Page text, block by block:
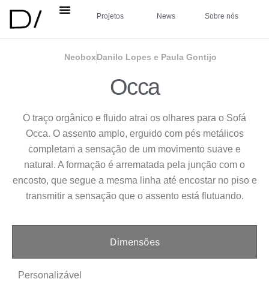
Projetos News Sobre nós
NeoboxDanilo Lopes e Paula Gontijo
Occa
O traço orgânico e fluido atrai os olhares para o Sofá
Occa. O assento amplo, erguido com pés metálicos
completam a sensação de um movimento suave e
natural. A formação é arrematada pela junção com o
encosto, que segue a mesma linha até encostar no piso e
transmitir a sensação que o assento está flutuando.
Dimensões
Personalizável